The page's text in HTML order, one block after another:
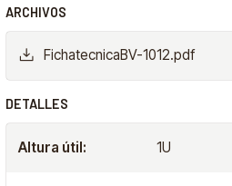
ARCHIVOS
FichatecnicaBV-1012.pdf
DETALLES
Altura útil: 1U